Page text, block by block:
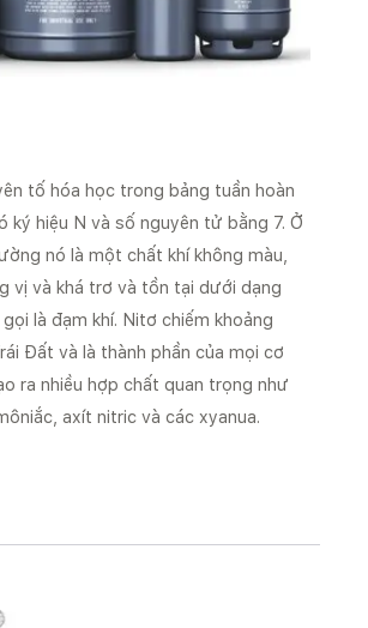
tố hóa học trong bảng tuần hoàn
ký hiệu N và số nguyên tử bằng 7. Ở
nó là một chất khí không màu,
vị và khá trơ và tồn tại dưới dạng
là đạm khí. Nitơ chiếm khoảng
Đất và là thành phần của mọi cơ
ra nhiều hợp chất quan trọng như
axít nitric và các xyanua.